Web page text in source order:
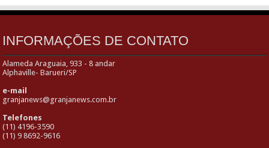
INFORMAÇÕES DE CONTATO
Alameda Araguaia, 933 - 8 andar
Alphaville- Barueri/SP
e-mail
granjanews@granjanews.com.br
Telefones
(11) 4196-3590
(11) 9 8692-9616